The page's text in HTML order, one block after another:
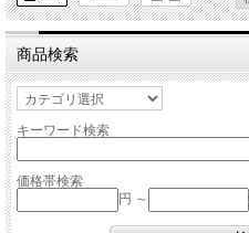
商品検索
キーワード検索
価格帯検索
円 ～